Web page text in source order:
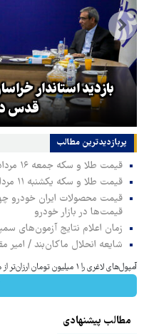
بازدید استاندار
قدس
پربازدیدترین‌ مطالب
قیمت طلا و سکه جمعه ۱۶ مرداد ۱۴۰۵/ طلای ۱۸ عیار امروز چند؟
قیمت طلا و سکه یکشنبه ۱۱ مرداد ۱۴۰۵/ ریزش سنگین سکه امامی
قیمت‌ها در بازار خودرو
زمان اعلام نتایج آزمون‌های
شایعه انحلال ماکان‌بند / امیر
آمپول‌های لاغری را ۱ میلیون تومان ارزان‌تر از همه‌جا بخر!
مطالب پیشنهادی